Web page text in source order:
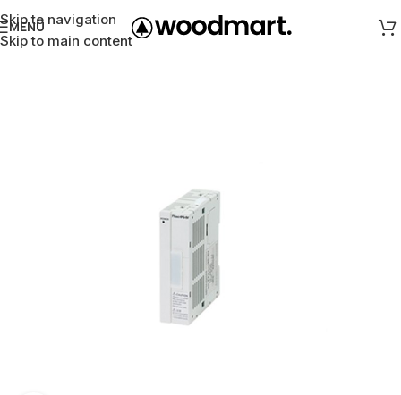
Skip to navigation
Skip to main content
MENÜ